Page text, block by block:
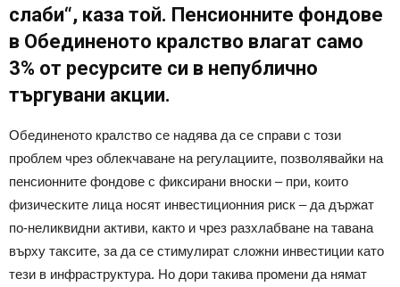
слаби“, каза той. Пенсионните фондове
в Обединеното кралство влагат само
3% от ресурсите си в непублично
търгувани акции.
Обединеното кралство се надява да се справи с този
проблем чрез облекчаване на регулациите, позволявайки на
пенсионните фондове с фиксирани вноски – при, които
физическите лица носят инвестиционния риск – да държат
по-неликвидни активи, както и чрез разхлабване на тавана
върху таксите, за да се стимулират сложни инвестиции като
тези в инфраструктура. Но дори такива промени да нямат